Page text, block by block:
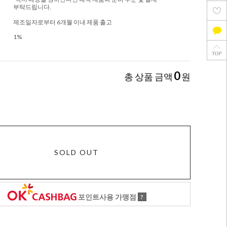
부탁드립니다.
제조일자로부터 6개월 이내 제품 출고
1%
총 상품 금액 0원
SOLD OUT
포인트사용 가맹점 ?